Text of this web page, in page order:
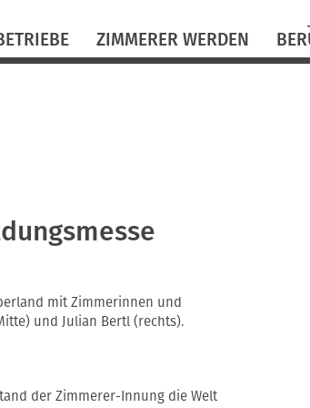
ZIMMERER WERDEN
mit Zimmerinnen und
und Julian Bertl (rechts).
der Zimmerer-Innung die Welt